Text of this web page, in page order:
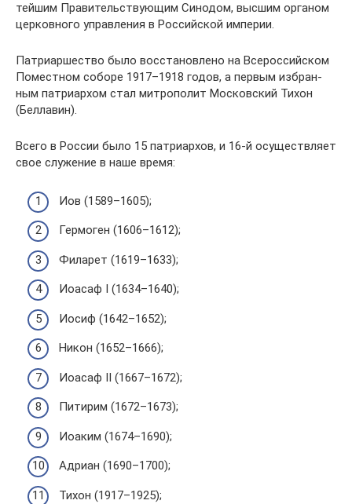
тей­шим Пра­ви­тель­ству­ю­щим Сино­дом, высшим орга­ном
цер­ков­ного управ­ле­ния в Рос­сий­ской импе­рии.
Пат­ри­ар­ше­ство было вос­ста­нов­лено на Все­рос­сий­ском
Помест­ном соборе 1917–1918 годов, а первым избран­
ным пат­ри­ар­хом стал мит­ро­по­лит Мос­ков­ский Тихон
(Бел­ла­вин).
Всего в России было 15 пат­ри­ар­хов, и 16‑й осу­ществ­ляет
свое слу­же­ние в наше время:
Иов (1589–1605);
Гер­мо­ген (1606–1612);
Фила­рет (1619–1633);
Иоасаф I (1634–1640);
Иосиф (1642–1652);
Никон (1652–1666);
Иоасаф II (1667–1672);
Пити­рим (1672–1673);
Иоаким (1674–1690);
Адриан (1690–1700);
Тихон (1917–1925);